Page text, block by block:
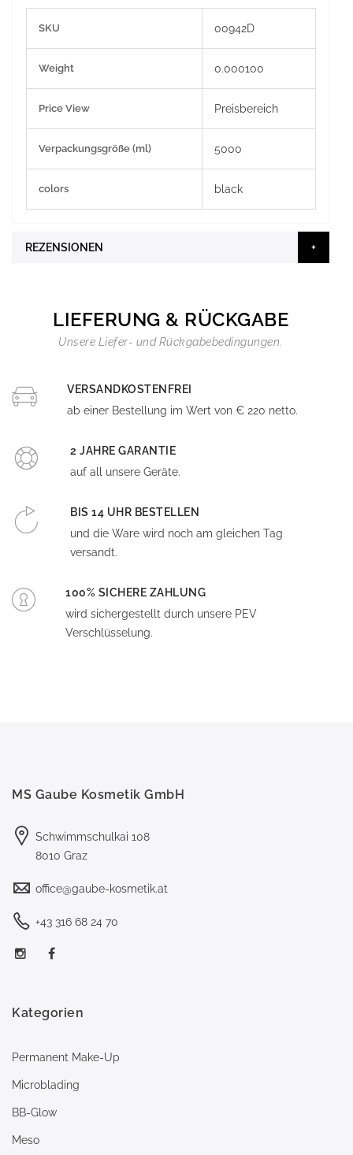
Informationen
SKU 00942D
Weight 0.000100
Price View Preisbereich
Verpackungsgröße (ml) 5000
colors black
REZENSIONEN
LIEFERUNG & RÜCKGABE
Unsere Liefer- und Rückgabebedingungen.
VERSANDKOSTENFREI
ab einer Bestellung im Wert von € 220 netto.
2 JAHRE GARANTIE
auf all unsere Geräte.
BIS 14 UHR BESTELLEN
und die Ware wird noch am gleichen Tag
versandt.
100% SICHERE ZAHLUNG
wird sichergestellt durch unsere PEV
Verschlüsselung.
MS Gaube Kosmetik GmbH
Schwimmschulkai 108
8010 Graz
office@gaube-kosmetik.at
+43 316 68 24 70
Kategorien
Permanent Make-Up
Microblading
BB-Glow
Meso